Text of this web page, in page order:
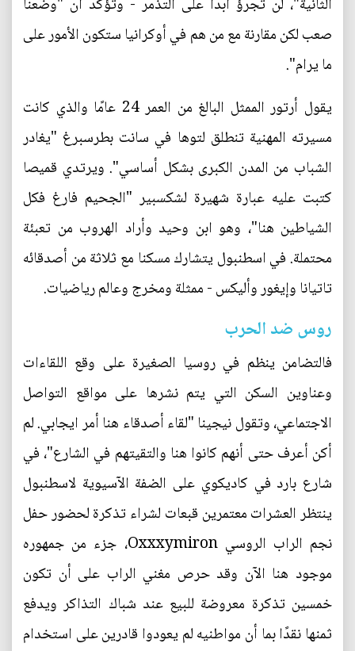
صعب لكن مقارنة مع من هم في أوكرانيا ستكون الأمور على
ما يرام".
يقول أرتور الممثل البالغ من العمر 24 عامًا والذي كانت
مسيرته المهنية تنطلق لتوها في سانت بطرسبرغ "يغادر
الشباب من المدن الكبرى بشكل أساسي". ويرتدي قميصا
كتبت عليه عبارة شهيرة لشكسبير "الجحيم فارغ فكل
الشياطين هنا"، وهو ابن وحيد وأراد الهروب من تعبئة
محتملة. في اسطنبول يتشارك مسكنا مع ثلاثة من أصدقائه
تاتيانا وإيغور وأليكس - ممثلة ومخرج وعالم رياضيات.
روس ضد الحرب
فالتضامن ينظم في روسيا الصغيرة على وقع اللقاءات
وعناوين السكن التي يتم نشرها على مواقع التواصل
الاجتماعي، وتقول نيجينا "لقاء أصدقاء هنا أمر ايجابي. لم
أكن أعرف حتى أنهم كانوا هنا والتقيتهم في الشارع"، في
شارع بارد في كاديكوي على الضفة الآسيوية لاسطنبول
ينتظر العشرات معتمرين قبعات لشراء تذكرة لحضور حفل
نجم الراب الروسي Oxxxymiron، جزء من جمهوره
موجود هنا الآن وقد حرص مغني الراب على أن تكون
خمسين تذكرة معروضة للبيع عند شباك التذاكر ويدفع
ثمنها نقدًا بما أن مواطنيه لم يعودوا قادرين على استخدام